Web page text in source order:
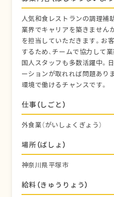
人気和食レストランの調理補
業界でキャリアを築きません
を担当していただきます。お
するため、チームで協力して
国人スタッフも多数活躍中。
ーションが取れれば問題あり
環境で働けるチャンスです。
仕事（しごと）
外食業（がいしょくぎょう）
場所（ばしょ）
神奈川県平塚市
給料（きゅうりょう）